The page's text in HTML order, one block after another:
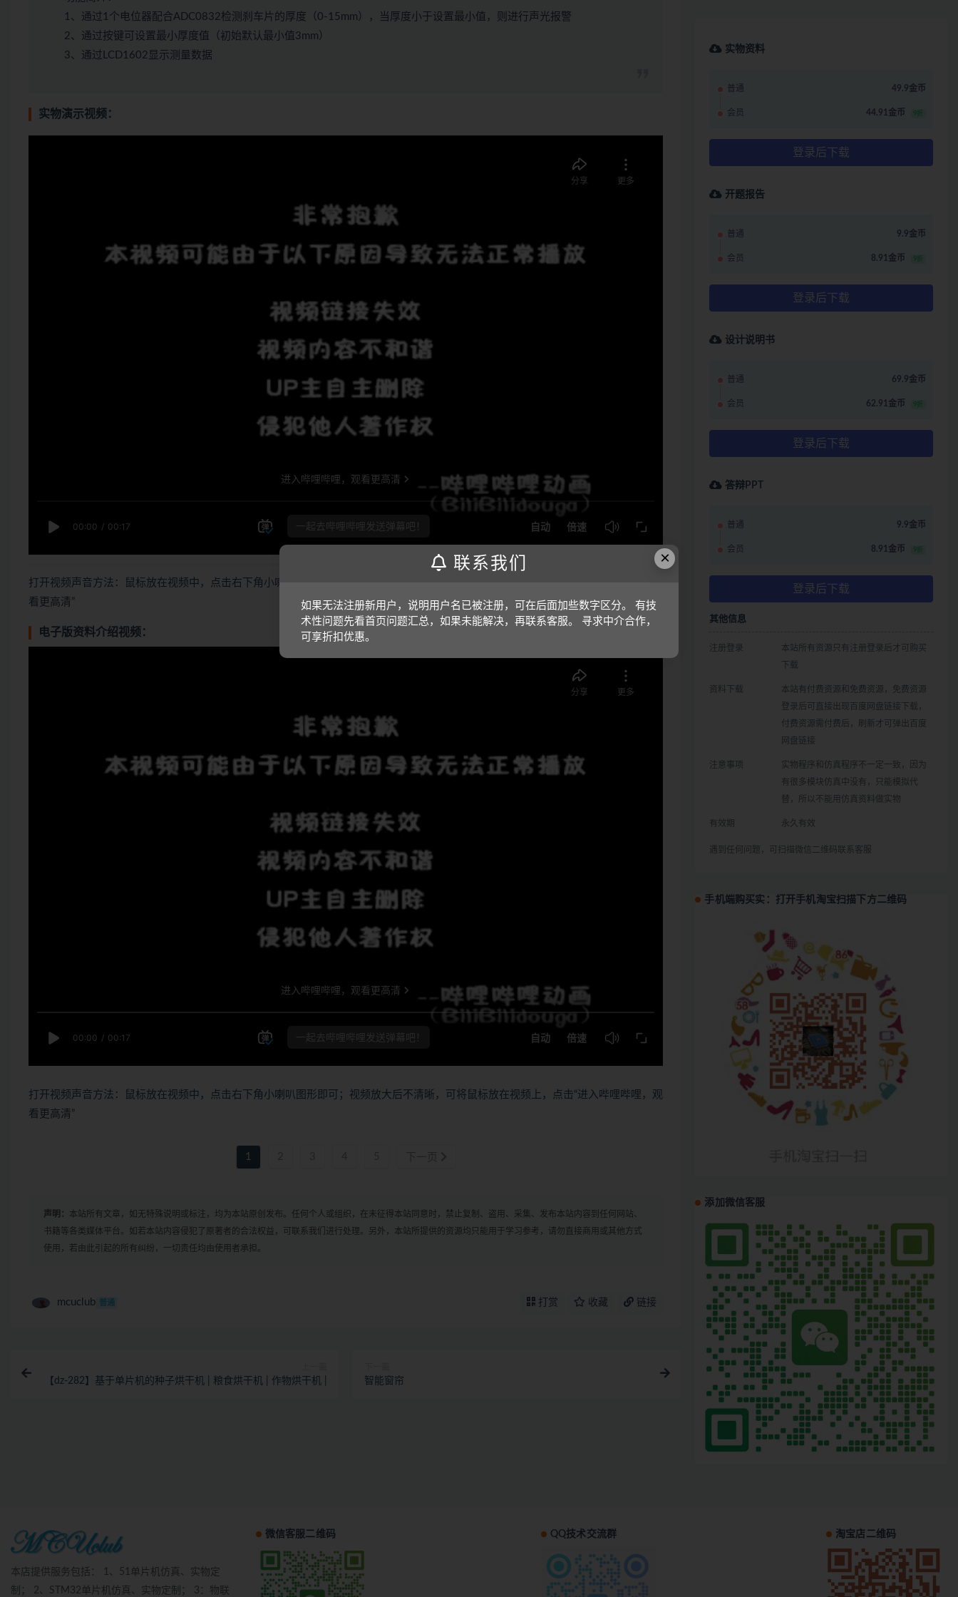
1、通过1个电位器配合ADC0832检测刹车片的厚度（0-15mm），当厚度小于设置最小值，则进行声光报警
2、通过按键可设置最小厚度值（初始默认最小值3mm）
3、通过LCD1602显示测量数据
实物演示视频：
打开视频声音方法：鼠标放在视频中，点击右下角小喇叭图形即可；视频放大后不清晰，可将鼠标放在视频上，点击“进入哔哩哔哩，观
看更高清”
电子版资料介绍视频：
打开视频声音方法：鼠标放在视频中，点击右下角小喇叭图形即可；视频放大后不清晰，可将鼠标放在视频上，点击“进入哔哩哔哩，观
看更高清”
1
声明： 本站所有文章，如无特殊说明或标注，均为本站原创发布。任何个人或组织，在未征得本站同意时，禁止复制、盗用、采集、发布本站内容到任何网站、
书籍等各类媒体平台。如若本站内容侵犯了原著者的合法权益，可联系我们进行处理。另外，本站所提供的资源均只能用于学习参考，请勿直接商用或其他方式
使用，若由此引起的所有纠纷，一切责任均由使用者承担。
mcuclub 普通 打赏 收藏 链接
【dz-282】基于单片机的种子烘干机 | 粮食烘干机 | 作物烘干机 | 智能窗帘
实物资料
普通 49.9金币
会员 44.91金币 9折
登录后下载
开题报告
普通 9.9金币
会员 8.91金币 9折
登录后下载
设计说明书
普通 69.9金币
会员 62.91金币 9折
登录后下载
答辩PPT
普通 9.9金币
会员 8.91金币 9折
登录后下载
其他信息
注册登录
本站所有资源只有注册登录后才可购买
下载
资料下载
本站有付费资源和免费资源，免费资源
登录后可直接出现百度网盘链接下载，
付费资源需付费后，刷新才可弹出百度
网盘链接
注意事项
实物程序和仿真程序不一定一致，因为
有很多模块仿真中没有，只能模拟代
替，所以不能用仿真资料做实物
有效期 永久有效
遇到任何问题，可扫描微信二维码联系客服
手机端购买实：打开手机淘宝扫描下方二维码
添加微信客服
本店提供服务包括： 1、51单片机仿真、实物定
制； 2、STM32单片机仿真、实物定制； 3：物联
微信客服二维码 QQ技术交流群 淘宝店二维码
×
联系我们
如果无法注册新用户，说明用户名已被注册，可在后面加些数字区分。 有技
术性问题先看首页问题汇总，如果未能解决，再联系客服。 寻求中介合作，
可享折扣优惠。